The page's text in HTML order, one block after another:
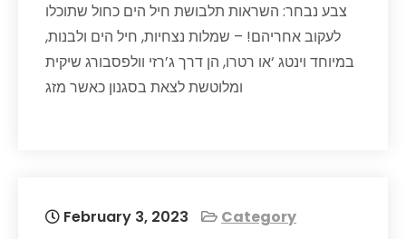
צבע נבחר: השראות תלבושת חיל הים כחול שתוכלו
לעקוב אחריהם! – שמלות נצחיות, חיל הים ולבנות,
במיוחד וינטג ‘או רטרו, הן דרך ג’רזי וולפסבורג שיקית
ומלוטשת לצאת בסגנון כאשר מזג
February 3, 2023 Category